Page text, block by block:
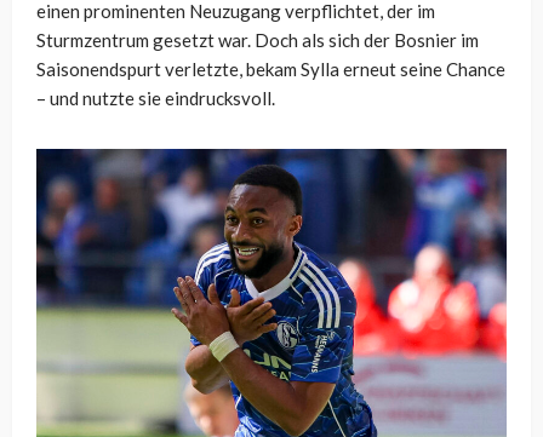
einen prominenten Neuzugang verpflichtet, der im
Sturmzentrum gesetzt war. Doch als sich der Bosnier im
Saisonendspurt verletzte, bekam Sylla erneut seine Chance
– und nutzte sie eindrucksvoll.